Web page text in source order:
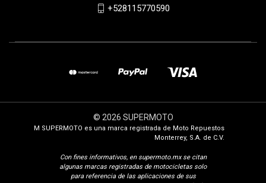
+528115770590
© 2026 SUPERMOTO
M SUPERMOTO es una marca registrada de Moto Repuestos
Monterrey, S.A. de C.V.
Con fines informativos, en supermoto.mx se citan
algunas marcas registradas de motocicletas solo
para referencia de las aplicaciones de sus